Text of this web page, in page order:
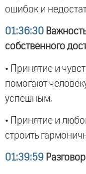
ошибок и
01:36:30
собственного
• Принятие и
помогают
успешным.
• Принятие и
строить
01:39:59